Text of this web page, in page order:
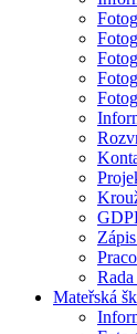
Mateřská